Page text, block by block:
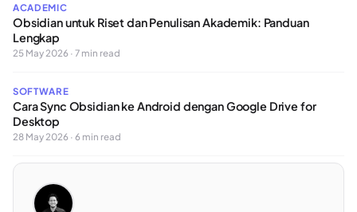
ACADEMIC
Obsidian untuk Riset dan Penulisan Akademik: Panduan
Lengkap
25 May 2026 · 7 min read
SOFTWARE
Cara Sync Obsidian ke Android dengan Google Drive for
Desktop
28 May 2026 · 6 min read